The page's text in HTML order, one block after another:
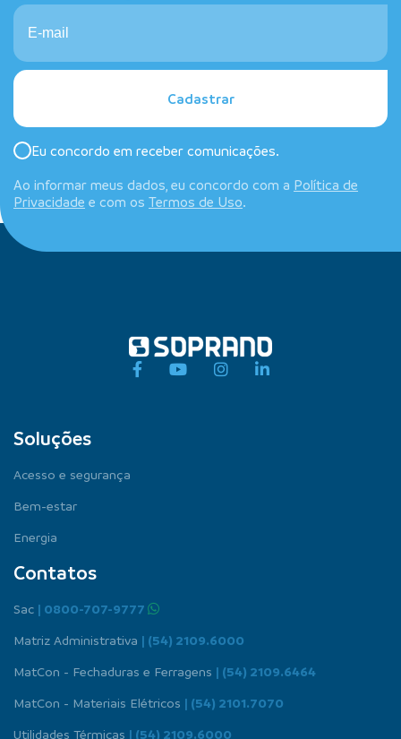
Cadastrar
Eu concordo em receber comunicações.
Ao informar meus dados, eu concordo com a Política de
Privacidade e com os Termos de Uso.
Soluções
Acesso e segurança
Bem-estar
Energia
Contatos
Sac | 0800-707-9777
Matriz Administrativa | (54) 2109.6000
MatCon - Fechaduras e Ferragens | (54) 2109.6464
MatCon - Materiais Elétricos | (54) 2101.7070
Utilidades Térmicas | (54) 2109.6000